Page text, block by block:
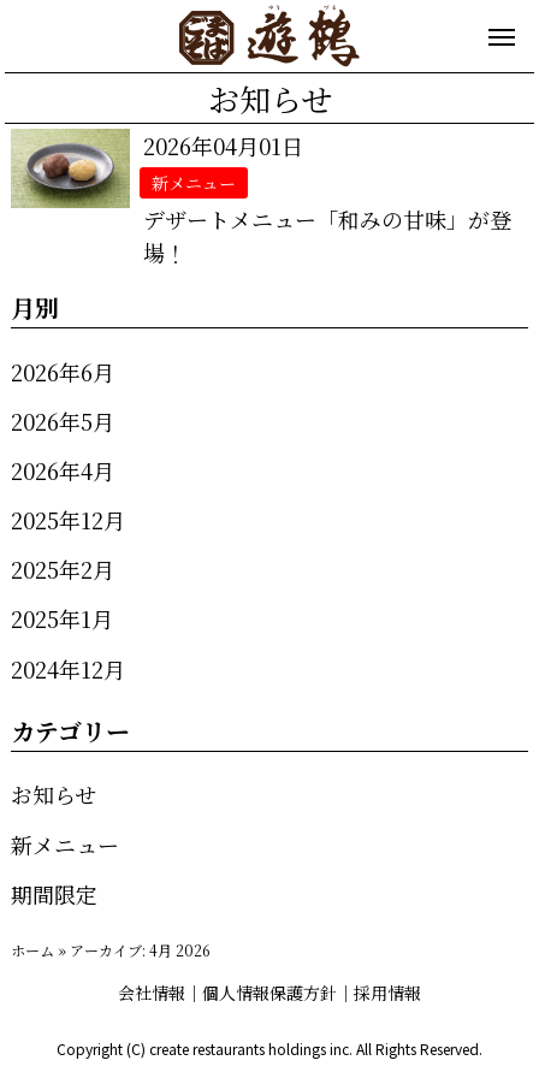
お知らせ
2026年04月01日
新メニュー
デザートメニュー「和みの甘味」が登
場！
月別
2026年6月
2026年5月
2026年4月
2025年12月
2025年2月
2025年1月
2024年12月
カテゴリー
お知らせ
新メニュー
期間限定
ホーム » アーカイブ: 4月 2026
会社情報 個人情報保護方針 採用情報
Copyright (C) create restaurants holdings inc. All Rights Reserved.